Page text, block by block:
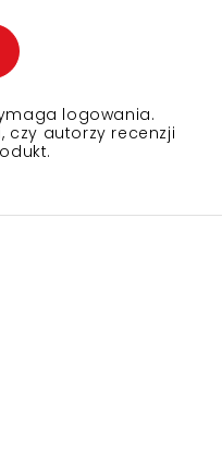
logowania.
czy autorzy recenzji